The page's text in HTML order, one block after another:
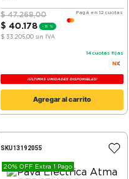
$ 47.268,00
$ 40.178 -15 %
$ 33.205,00 sin IVA
Pagá en 12 cuotas
14 cuotas fijas
¡ÚLTIMAS UNIDADES DISPONIBLES!
Agregar al carrito
SKU13192055
20% OFF Extra 1 Pago